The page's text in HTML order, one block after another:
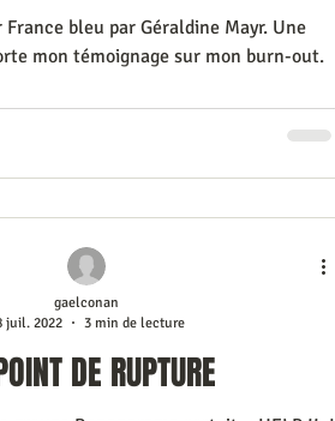
bleu par Géraldine Mayr. Une
mon témoignage sur mon burn-out.
DE RUPTURE
gaelconan
juil. 2022
3 min de lecture